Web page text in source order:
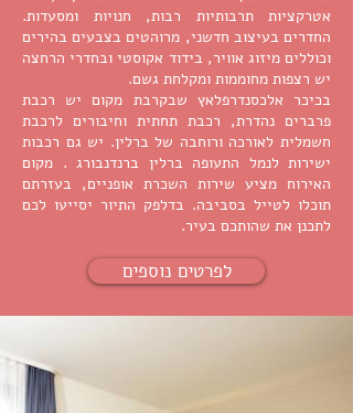
אטרקציות תרבותיות רבות, חנויות ומסעדות.
החדרים בעיצוב חדשני, מרוהטים בצבעים בהירים
וכוללים מיזוג אוויר, בידוד אקוסטי ובחדרי הרחצה
יש רצפות מחוממות ומקלחת גשם.
בכיכר אלכסנדרפלאץ שבקרבת מקום יש רכבת
פרברים נהדרת, רכבת תחתית וחיבורים לרכבת
חשמלית לאורכה ורוחבה של ברלין. יש גם רכבות
ישירות לנמל התעופה ברלין ברנדנבורג . מקום
האירוח מציע שירות השכרת אופניים, בעזרתם
תוכלו לטייל בסביבה. בדלפק התיור יסייעו לכם
לתכנן את שהותכם בעיר.
לפרטים נוספים